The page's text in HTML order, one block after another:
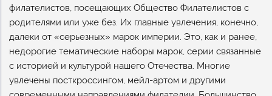
филателистов, посещающих Общество Филателистов с
родителями или уже без. Их главные увлечения, конечно,
далеки от «серьезных» марок империи. Это, как и ранее,
недорогие тематические наборы марок, серии связанные
с историей и культурой нашего Отечества. Многие
увлечены посткроссингом, мейл-артом и другими